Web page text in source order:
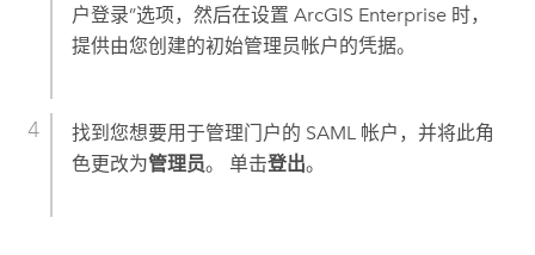
户登录”选项，然后在设置 ArcGIS Enterprise时，
提供由您创建的初始管理员帐户的凭据。
找到您想要用于管理门户的 SAML 帐户，并将此角
色更改为管理员。 单击登出。